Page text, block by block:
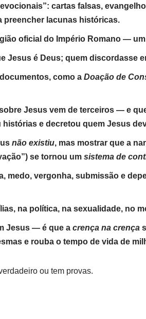
cartas falsas,
lacunas históricas.
oficial do Império Romano —
Jesus é Deus; quem discordasse
como a Doação de
Jesus vem de terceiros — e
e decretou quem Jesus
não existiu, mas mostrar que a
se tornou um sistema de
medo, vergonha, submissão e
na política, na sexualidade, no
Jesus — é que a crença na crença
e rouba o tempo de vida de
ou tem provas.